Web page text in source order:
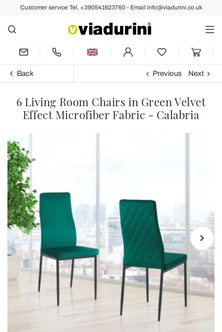
Customer service Tel. +390541623760 - Email info@viadurini.co.uk
Back Previous Next
6 Living Room Chairs in Green Velvet
Effect Microfiber Fabric - Calabria